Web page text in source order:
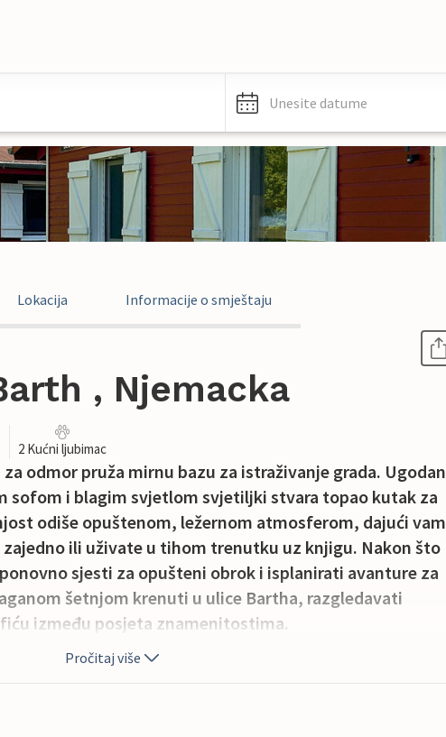
Unesite datume
Lokacija Informacije o smještaju
, Njemacka
2 Kućni ljubimac
odmor pruža mirnu bazu za istraživanje grada. Ugodan
sofom i blagim svjetlom svjetiljki stvara topao kutak za
odiše opuštenom, ležernom atmosferom, dajući vam
ili uživate u tihom trenutku uz knjigu. Nakon što
sjesti za opušteni obrok i isplanirati avanture za
šetnjom krenuti u ulice Bartha, razgledavati
između posjeta znamenitostima.
obali, smješten u blizini prekrasnih laguna i plaža
Posjetitelji mogu istražiti povijesnu luku, prošetati
u vožnjama brodom po vodama Boddena. Okolica je
Pročitaj više